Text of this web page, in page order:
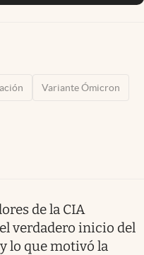
Variante Ómicron
de la CIA
verdadero inicio del
lo que motivó la